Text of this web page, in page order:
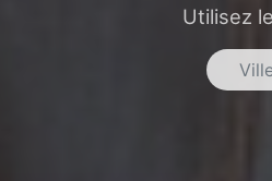
Utilisez